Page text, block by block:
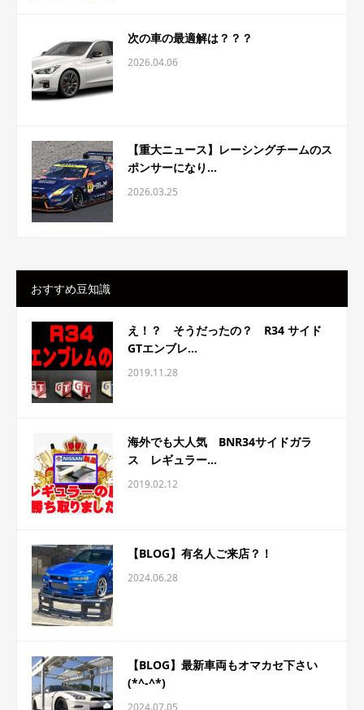
次の車の最適解は？？？
2026.04.06
【重大ニュース】レーシングチームのス
ポンサーになり...
2026.03.25
おすすめ豆知識
え！？ そうだったの？ R34 サイド
GTエンブレ...
2019.11.28
海外でも大人気 BNR34サイドガラ
ス レギュラー...
2019.02.12
【BLOG】有名人ご来店？！
2024.06.28
【BLOG】最新車両もオマカセ下さい
(*^-^*)